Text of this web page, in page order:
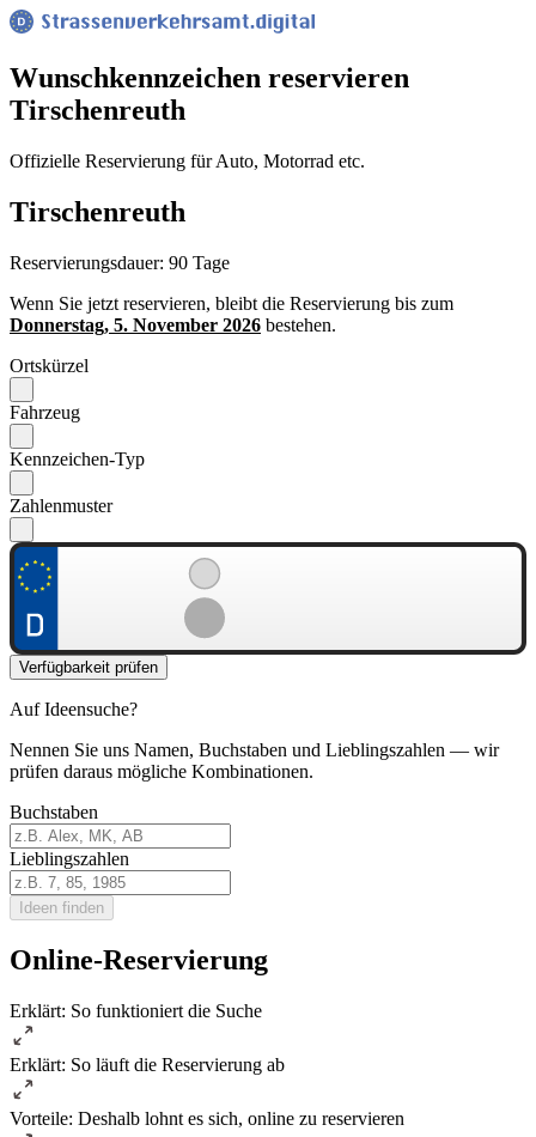
Wunsch­kennzeichen reservieren
Tirschenreuth
Offizielle Reservierung für Auto, Motorrad etc.
Tirschenreuth
Reservierungsdauer: 90 Tage
Wenn Sie jetzt reservieren, bleibt die Reservierung bis zum
Donnerstag, 5. November 2026 bestehen.
Ortskürzel
Fahrzeug
Kennzeichen-Typ
Zahlenmuster
Verfügbarkeit prüfen
Auf Ideensuche?
Nennen Sie uns Namen, Buchstaben und Lieblingszahlen — wir
prüfen daraus mögliche Kombinationen.
Buchstaben
Lieblingszahlen
Ideen finden
Online-Reservierung
Erklärt: So funktioniert die Suche
Erklärt: So läuft die Reservierung ab
Vorteile: Deshalb lohnt es sich, online zu reservieren